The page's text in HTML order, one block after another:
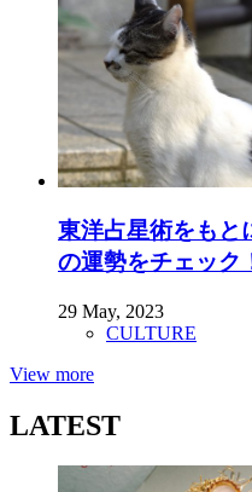
東洋占星術をもと
の運勢をチェック
29 May, 2023
CULTURE
View more
LATEST